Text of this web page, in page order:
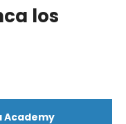
los